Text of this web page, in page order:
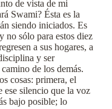
de vista de mi
Swami? Ésta es la
siendo iniciados. Es
no sólo para estos diez
a sus hogares, a
y ser
de los demás.
cosas: primera, el
ese silencio que la voz
bajo posible; lo